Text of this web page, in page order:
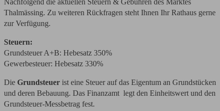
Nachfolgend die aktuellen Steuern & Gebühren des Marktes
Thalmässing. Zu weiteren Rückfragen steht Ihnen Ihr Rathaus gerne
zur Verfügung.
Steuern:
Grundsteuer A+B: Hebesatz 350%
Gewerbesteuer: Hebesatz 330%
Die Grundsteuer ist eine Steuer auf das Eigentum an Grundstücken
und deren Bebauung. Das Finanzamt legt den Einheitswert und den
Grundsteuer-Messbetrag fest.